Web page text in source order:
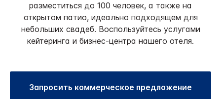
разместиться до 100 человек, а также на
открытом патио, идеально подходящем для
небольших свадеб. Воспользуйтесь услугами
кейтеринга и бизнес-центра нашего отеля.
Запросить коммерческое предложение